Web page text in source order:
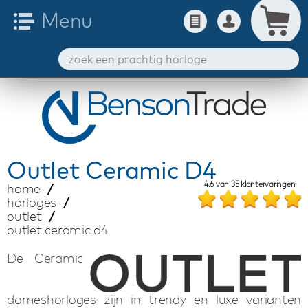
OutletCeramic D4
home
horloges
outlet
outlet ceramic d4
4.6van 35klantervaringen
De Ceramic
dameshorloges zijn in trendy en luxe varianten